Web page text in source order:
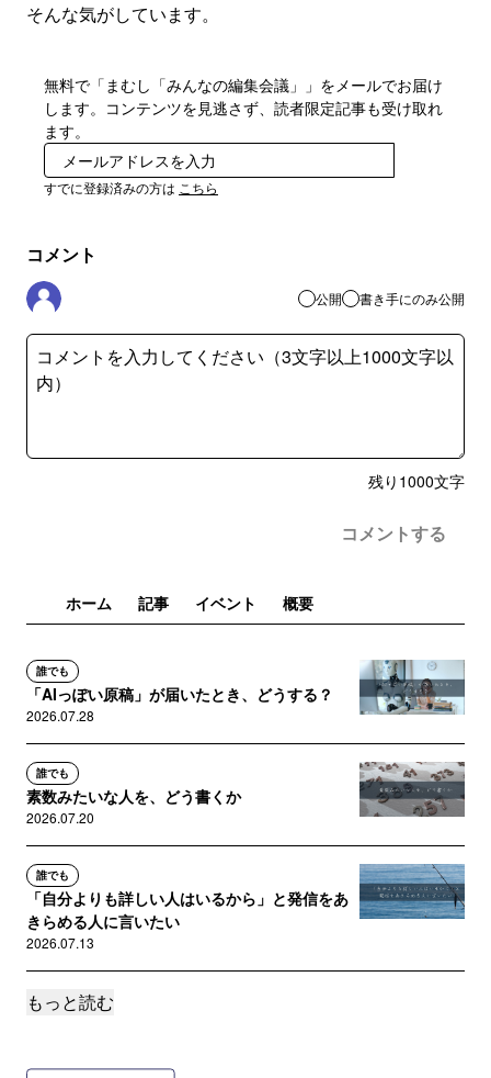
そんな気がしています。
無料で「まむし「みんなの編集会議」」をメールでお届け
します。コンテンツを見逃さず、読者限定記事も受け取れ
ます。
すでに登録済みの方は こちら
コメント
公開 書き手にのみ公開
残り 1000文字
コメントする
ホーム 記事 イベント 概要
誰でも
「AIっぽい原稿」が届いたとき、どうする？
2026.07.28
誰でも
素数みたいな人を、どう書くか
2026.07.20
誰でも
「自分よりも詳しい人はいるから」と発信をあ
きらめる人に言いたい
2026.07.13
誰でも
2026.07.06
もっと読む